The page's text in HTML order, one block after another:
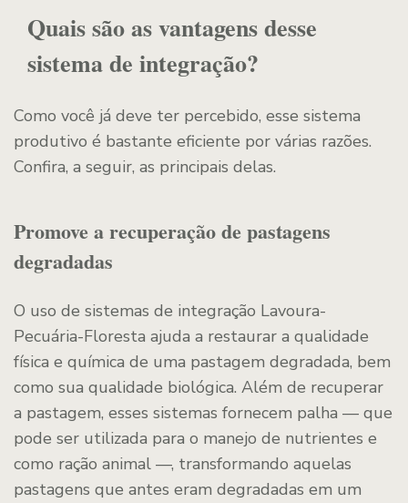
Quais são as vantagens desse
sistema de integração?
Como você já deve ter percebido, esse sistema
produtivo é bastante eficiente por várias razões.
Confira, a seguir, as principais delas.
Promove a recuperação de pastagens
degradadas
O uso de sistemas de integração Lavoura-
Pecuária-Floresta ajuda a restaurar a qualidade
física e química de uma pastagem degradada, bem
como sua qualidade biológica. Além de recuperar
a pastagem, esses sistemas fornecem palha — que
pode ser utilizada para o manejo de nutrientes e
como ração animal —, transformando aquelas
pastagens que antes eram degradadas em um